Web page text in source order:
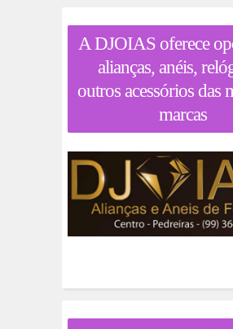
A DJOIAS oferece
alianças, anéis,
outros acessórios das
marcas